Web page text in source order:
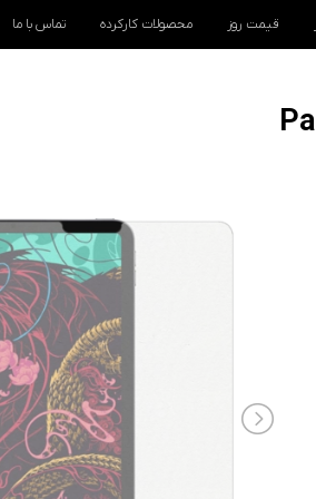
قیمت روز محصولات کارکرده تماس با ما